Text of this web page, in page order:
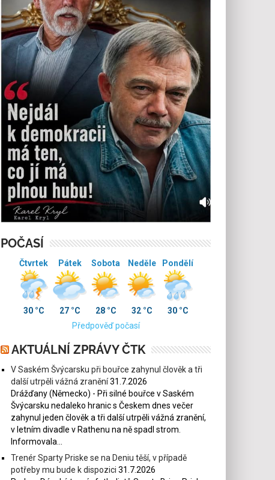
POČASÍ
Čtvrtek
30 °C
Pátek
27 °C
Sobota
28 °C
Neděle
32 °C
Pondělí
30 °C
Předpověď počasí
AKTUÁLNÍ ZPRÁVY ČTK
V Saském Švýcarsku při bouřce zahynul člověk a tři
další utrpěli vážná zranění31.7.2026
Drážďany (Německo) - Při silné bouřce v Saském
Švýcarsku nedaleko hranic s Českem dnes večer
zahynul jeden člověk a tři další utrpěli vážná zranění,
v letním divadle v Rathenu na ně spadl strom.
Informovala...
Trenér Sparty Priske se na Deniu těší, v případě
potřeby mu bude k dispozici 31.7.2026